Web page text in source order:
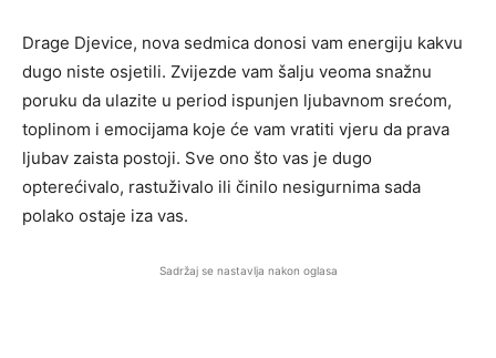
Drage Djevice, nova sedmica donosi vam energiju kakvu
dugo niste osjetili. Zvijezde vam šalju veoma snažnu
poruku da ulazite u period ispunjen ljubavnom srećom,
toplinom i emocijama koje će vam vratiti vjeru da prava
ljubav zaista postoji. Sve ono što vas je dugo
opterećivalo, rastuživalo ili činilo nesigurnima sada
polako ostaje iza vas.
Sadržaj se nastavlja nakon oglasa